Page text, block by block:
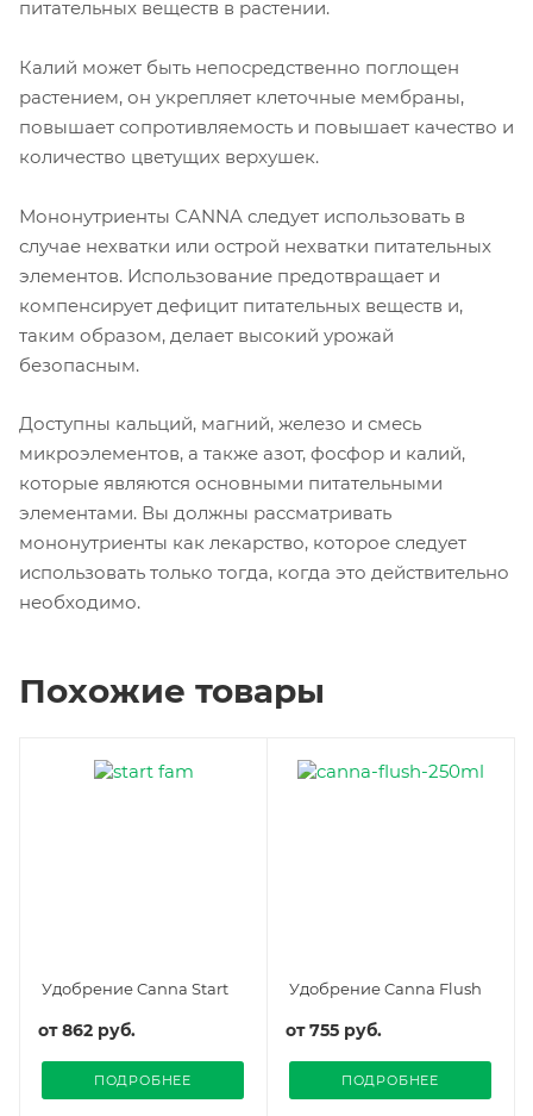
питательных веществ в растении.
Калий может быть непосредственно поглощен
растением, он укрепляет клеточные мембраны,
повышает сопротивляемость и повышает качество и
количество цветущих верхушек.
Мононутриенты CANNA следует использовать в
случае нехватки или острой нехватки питательных
элементов. Использование предотвращает и
компенсирует дефицит питательных веществ и,
таким образом, делает высокий урожай
безопасным.
Доступны кальций, магний, железо и смесь
микроэлементов, а также азот, фосфор и калий,
которые являются основными питательными
элементами. Вы должны рассматривать
мононутриенты как лекарство, которое следует
использовать только тогда, когда это действительно
необходимо.
Похожие товары
Удобрение Canna Start
от862 руб.
ПОДРОБНЕЕ
Удобрение Canna Flush
от755 руб.
ПОДРОБНЕЕ